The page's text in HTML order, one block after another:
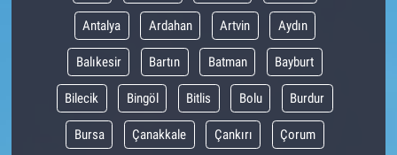
Antalya Ardahan Artvin Aydın
Balıkesir Bartın Batman Bayburt
Bilecik Bingöl Bitlis Bolu Burdur
Bursa Çanakkale Çankırı Çorum